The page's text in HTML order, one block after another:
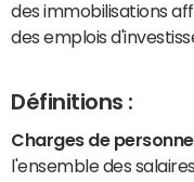
des immobilisations
des emplois
Définitions :
Charges de personnel
l'ensemble des